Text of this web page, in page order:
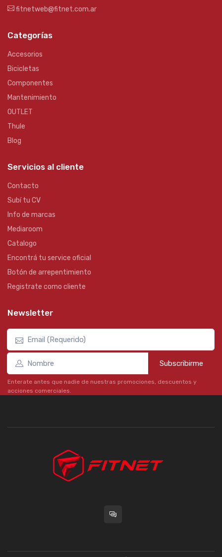
fitnetweb@fitnet.com.ar
Categorías
Accesorios
Bicicletas
Componentes
Mantenimiento
OUTLET
Thule
Blog
Servicios al cliente
Contacto
Subí tu CV
Info de marcas
Mediaroom
Catalogo
Encontrá tu service oficial
Botón de arrepentimiento
Registrate como cliente
Newsletter
Subscribirme
Enterate antes que nadie de nuestras promociones, descuentos y
acciones comerciales.